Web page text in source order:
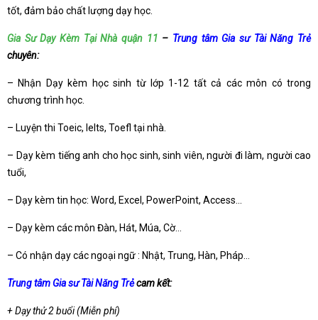
tốt, đảm bảo chất lượng dạy học.
Gia Sư Dạy Kèm Tại Nhà quận 11 – Trung tâm Gia sư Tài Năng Trẻ
chuyên:
– Nhận Dạy kèm học sinh từ lớp 1-12 tất cả các môn có trong
chương trình học.
– Luyện thi Toeic, Ielts, Toefl tại nhà.
– Dạy kèm tiếng anh cho học sinh, sinh viên, người đi làm, người cao
tuổi,
– Dạy kèm tin học: Word, Excel, PowerPoint, Access…
– Dạy kèm các môn Đàn, Hát, Múa, Cờ…
– Có nhận dạy các ngoại ngữ : Nhật, Trung, Hàn, Pháp…
Trung tâm Gia sư Tài Năng Trẻcam kết:
+ Dạy thử 2 buổi (Miễn phí)